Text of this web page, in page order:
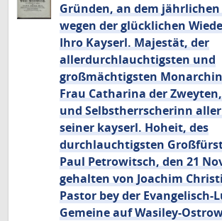
Gründen, an dem
wegen der glücklichen
Ihro Kayserl. Majestät, der
allerdurchlauchtigsten und
großmächtigsten
Frau Catharina der
und Selbstherrscherinn
seiner kayserl. Hoheit, des
durchlauchtigsten
Paul Petrowitsch, den 21
gehalten von Joachim
Pastor bey der Evangelisch-
Gemeine auf Wasiley-